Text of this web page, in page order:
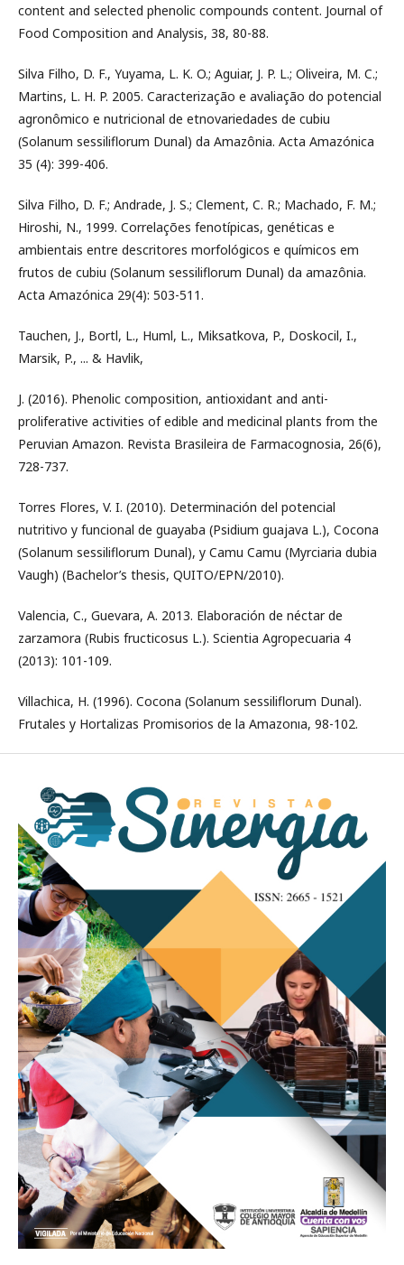
content and selected phenolic compounds content. Journal of
Food Composition and Analysis, 38, 80-88.
Silva Filho, D. F., Yuyama, L. K. O.; Aguiar, J. P. L.; Oliveira, M. C.;
Martins, L. H. P. 2005. Caracterização e avaliação do potencial
agronômico e nutricional de etnovariedades de cubiu
(Solanum sessiliflorum Dunal) da Amazônia. Acta Amazónica
35 (4): 399-406.
Silva Filho, D. F.; Andrade, J. S.; Clement, C. R.; Machado, F. M.;
Hiroshi, N., 1999. Correlações fenotípicas, genéticas e
ambientais entre descritores morfológicos e químicos em
frutos de cubiu (Solanum sessiliflorum Dunal) da amazônia.
Acta Amazónica 29(4): 503-511.
Tauchen, J., Bortl, L., Huml, L., Miksatkova, P., Doskocil, I.,
Marsik, P., ... & Havlik,
J. (2016). Phenolic composition, antioxidant and anti-
proliferative activities of edible and medicinal plants from the
Peruvian Amazon. Revista Brasileira de Farmacognosia, 26(6),
728-737.
Torres Flores, V. I. (2010). Determinación del potencial
nutritivo y funcional de guayaba (Psidium guajava L.), Cocona
(Solanum sessiliflorum Dunal), y Camu Camu (Myrciaria dubia
Vaugh) (Bachelor’s thesis, QUITO/EPN/2010).
Valencia, C., Guevara, A. 2013. Elaboración de néctar de
zarzamora (Rubis fructicosus L.). Scientia Agropecuaria 4
(2013): 101-109.
Villachica, H. (1996). Cocona (Solanum sessiliflorum Dunal).
Frutales y Hortalizas Promisorios de la Amazonıa, 98-102.